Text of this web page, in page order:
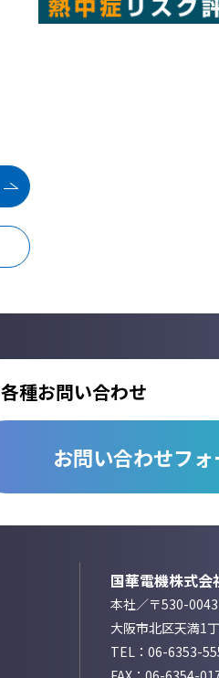
各種お問い合わせ
お問い合わせフォ
国華電機株式会
本社／〒530-0043
大阪市北区天満1
TEL： 06-6353-